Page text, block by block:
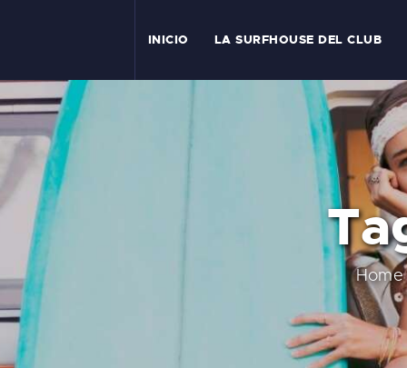
INICIO LA SURFHOUSE DEL CLUB
Home